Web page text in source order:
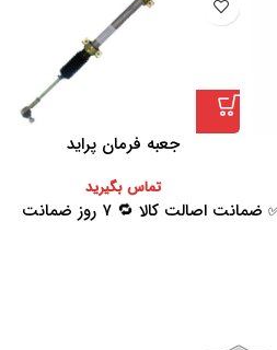
جعبه فرمان پراید
تماس بگیرید
🚚 ارسال سریع به سراسر کشور ✅ ضمانت اصالت کالا 🔁 ۷ روز ضمانت